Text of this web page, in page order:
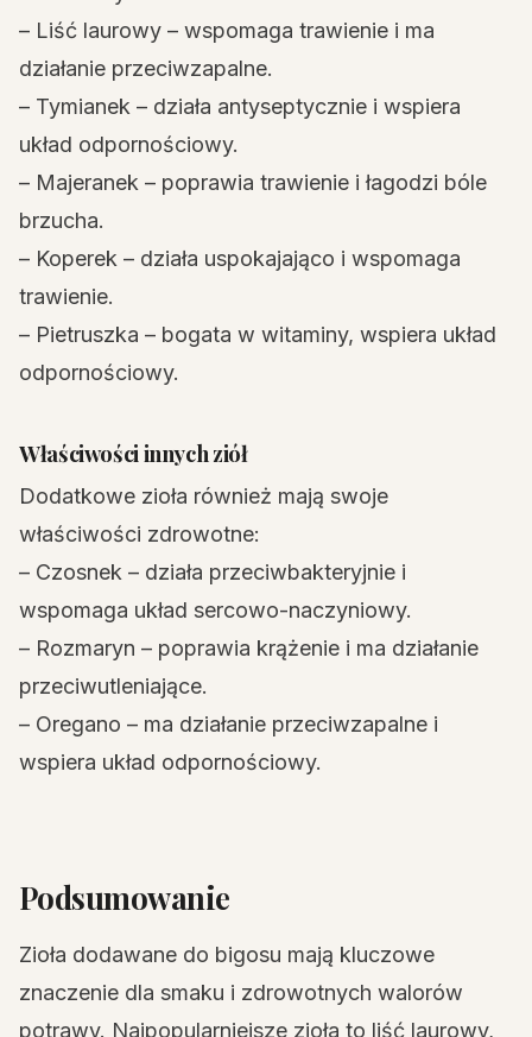
– Liść laurowy – wspomaga trawienie i ma
działanie przeciwzapalne.
– Tymianek – działa antyseptycznie i wspiera
układ odpornościowy.
– Majeranek – poprawia trawienie i łagodzi bóle
brzucha.
– Koperek – działa uspokajająco i wspomaga
trawienie.
– Pietruszka – bogata w witaminy, wspiera układ
odpornościowy.
Właściwości innych ziół
Dodatkowe zioła również mają swoje
właściwości zdrowotne:
– Czosnek – działa przeciwbakteryjnie i
wspomaga układ sercowo-naczyniowy.
– Rozmaryn – poprawia krążenie i ma działanie
przeciwutleniające.
– Oregano – ma działanie przeciwzapalne i
wspiera układ odpornościowy.
Podsumowanie
Zioła dodawane do bigosu mają kluczowe
znaczenie dla smaku i zdrowotnych walorów
potrawy. Najpopularniejsze zioła to liść laurowy,